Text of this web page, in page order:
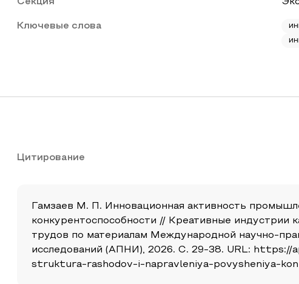
Секция
Ключевые слова
Цитирование
Гамзаев М. П. Инновационная активность
конкурентоспособности // Креативные индустрии
трудов по материалам Международной научно-
исследований (АПНИ), 2026. С. 29-38. URL:
struktura-rashodov-i-napravleniya-povysheniya-